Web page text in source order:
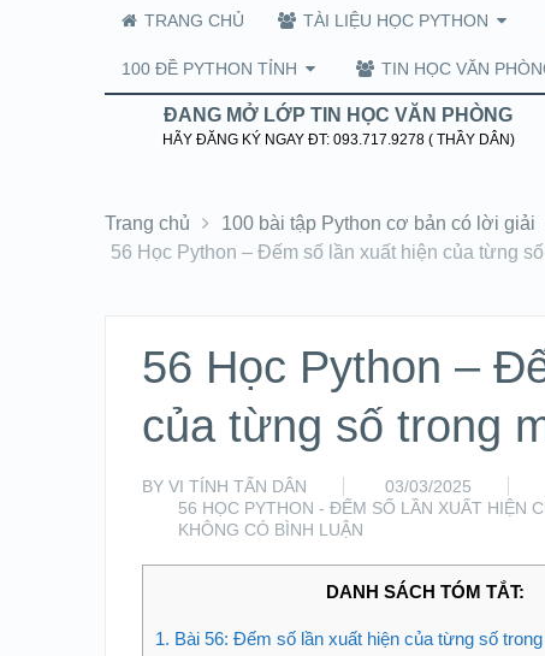
TRANG CHỦ TÀI LIỆU HỌC PYTHON
100 ĐỀ PYTHON TỈNH TIN HỌC VĂN
ĐANG MỞ LỚP TIN HỌC VĂN PHÒNG
HÃY ĐĂNG KÝ NGAY ĐT: 093.717.9278 ( THẦY DÂN)
Trang chủ 100 bài tập Python cơ bản có lời giải
56 Học Python – Đếm số lần xuất hiện của từng
56 Học Python –
của từng số trong
BY VI TÍNH TẤN DÂN
03/03/2025
56 HỌC PYTHON - ĐẾM SỐ LẦN XUẤT HIỆN
KHÔNG CÓ BÌNH LUẬN
DANH SÁCH TÓM TẮT:
1. Bài 56: Đếm số lần xuất hiện của từng số